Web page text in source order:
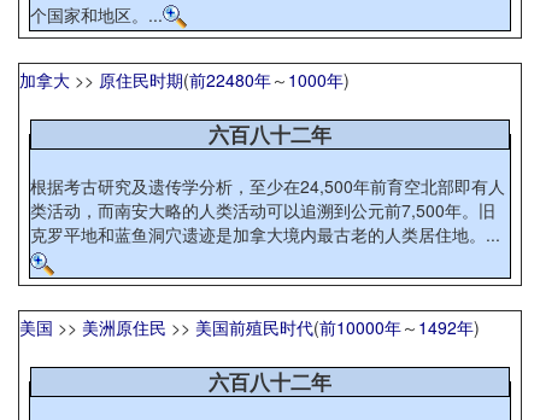
个国家和地区。...
加拿大 >> 原住民时期(前22480年～ 1000年)
六百八十二年
根据考古研究及遗传学分析，至少在24,500年前育空北部即有人
类活动，而南安大略的人类活动可以追溯到公元前7,500年。旧
克罗平地和蓝鱼洞穴遗迹是加拿大境内最古老的人类居住地。...
美国 >> 美洲原住民 >> 美国前殖民时代(前10000年～ 1492年)
六百八十二年